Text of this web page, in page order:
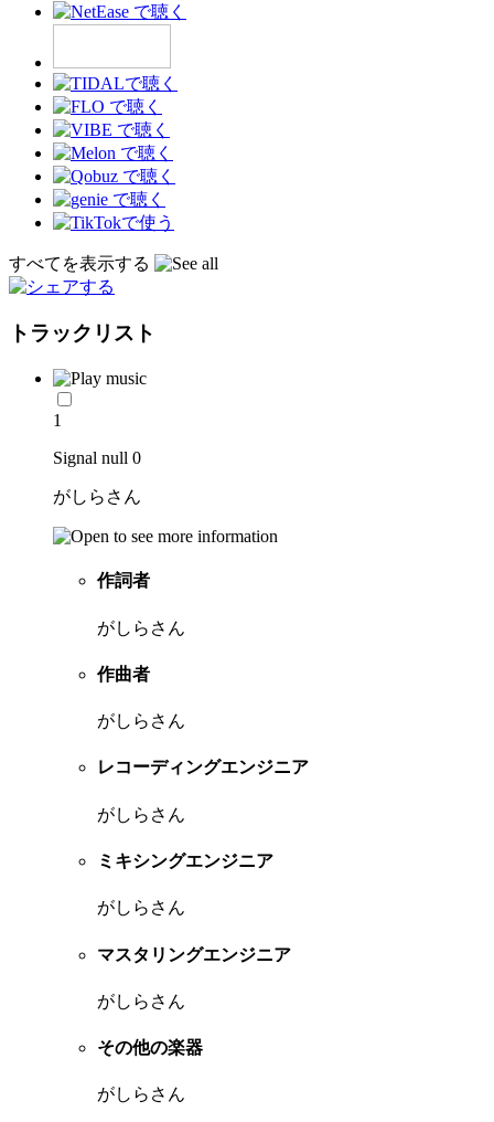
すべてを表示する
トラックリスト
1
Signal null 0
がしらさん
作詞者
がしらさん
作曲者
がしらさん
レコーディングエンジニア
がしらさん
ミキシングエンジニア
がしらさん
マスタリングエンジニア
がしらさん
その他の楽器
がしらさん